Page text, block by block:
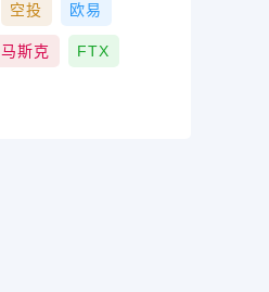
空投 欧易
马斯克 FTX